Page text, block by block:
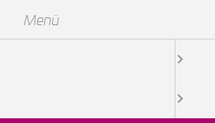
Die Stadtwerke
Menü